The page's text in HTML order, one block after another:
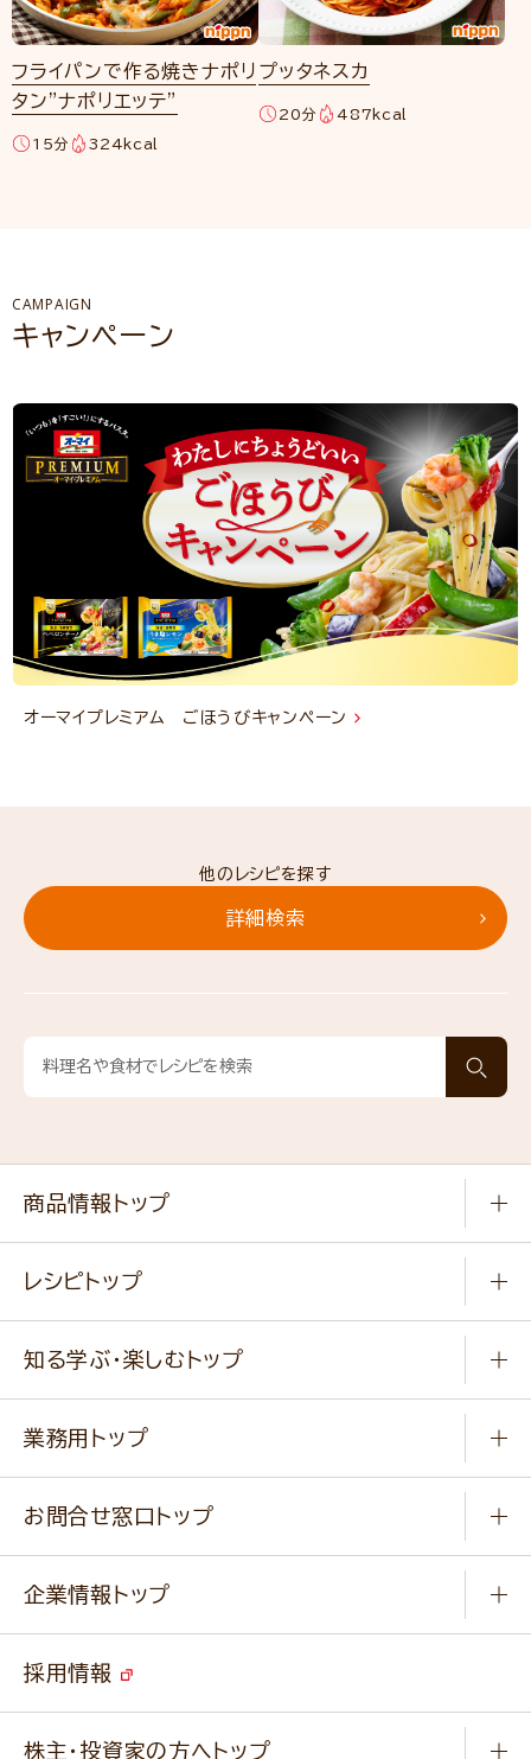
フライパンで作る焼きナポリ
タン”ナポリエッテ”
15分 324kcal
プッタネスカ
20分 487kcal
CAMPAIGN
キャンペーン
オーマイプレミアム ごほうびキャンペーン
他のレシピを探す
詳細検索
商品情報トップ
健康食品・他
新商品・リニューアル商品
通販サイト一覧
レシピトップ
作り方動画
みなさまのレシピはこちら
知る学ぶ・楽しむトップ
ふっくらパンをつくりましょう
キャンペーン
業務用トップ
ニップンの アマニ 業務用サイト
ベジカフェブランドサイト
お問合せ窓口トップ
改善事例
業務用商品のお問合せ
企業情報トップ
事業紹介
採用情報
株主・投資家の方へトップ